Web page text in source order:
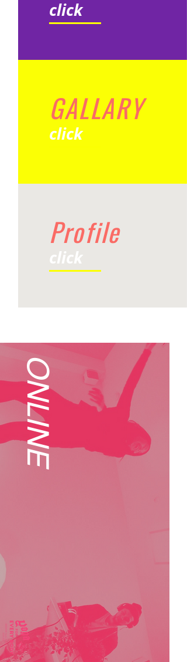
click
GALLARY
click
Profile
click
ONLINE